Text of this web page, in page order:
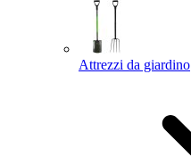
Attrezzi da giardino